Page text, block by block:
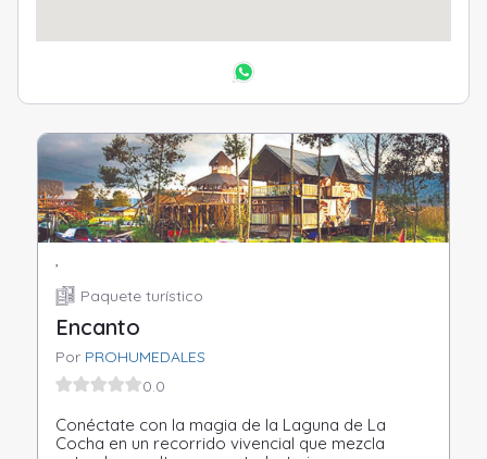
,
Paquete turístico
Encanto
Por PROHUMEDALES
0.0
Conéctate con la magia de la Laguna de La
Cocha en un recorrido vivencial que mezcla